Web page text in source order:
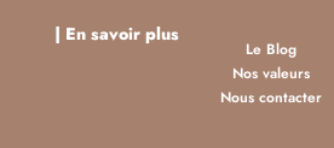
| En savoir plus
Le Blog
Nos valeurs
Nous contacter